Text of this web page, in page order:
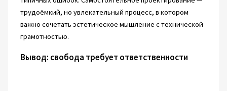
трудоёмкий, но увлекательный процесс, в котором
важно сочетать эстетическое мышление с технической
грамотностью.
Вывод: свобода требует ответственности